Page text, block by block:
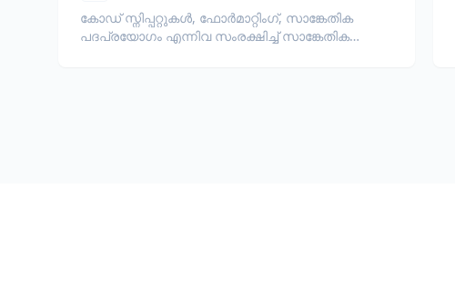
കോഡ് സ്നിപ്പറ്റുകൾ, ഫോർമാറ്റിംഗ്, സാങ്കേതിക
പദപ്രയോഗം എന്നിവ സംരക്ഷിച്ച് സാങ്കേതിക